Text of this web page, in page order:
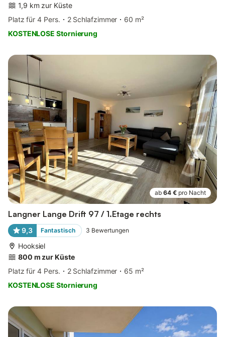
1,9 km zur Küste
Platz für 4 Pers.
2 Schlafzimmer
60 m²
KOSTENLOSE Stornierung
ab 64 € pro Nacht
Langner Lange Drift 97 / 1.Etage rechts
9,3 Fantastisch 3 Bewertungen
Hooksiel
800 m zur Küste
Platz für 4 Pers.
2 Schlafzimmer
65 m²
KOSTENLOSE Stornierung